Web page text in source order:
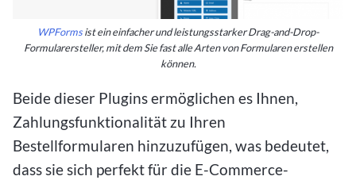
WPFormsist ein einfacher und leistungsstarker Drag-and-Drop-
Formularersteller, mit dem Sie fast alle Arten von Formularen erstellen
können.
Beide dieser Plugins ermöglichen es Ihnen,
Zahlungsfunktionalität zu Ihren
Bestellformularen hinzuzufügen, was bedeutet,
dass sie sich perfekt für die E-Commerce-